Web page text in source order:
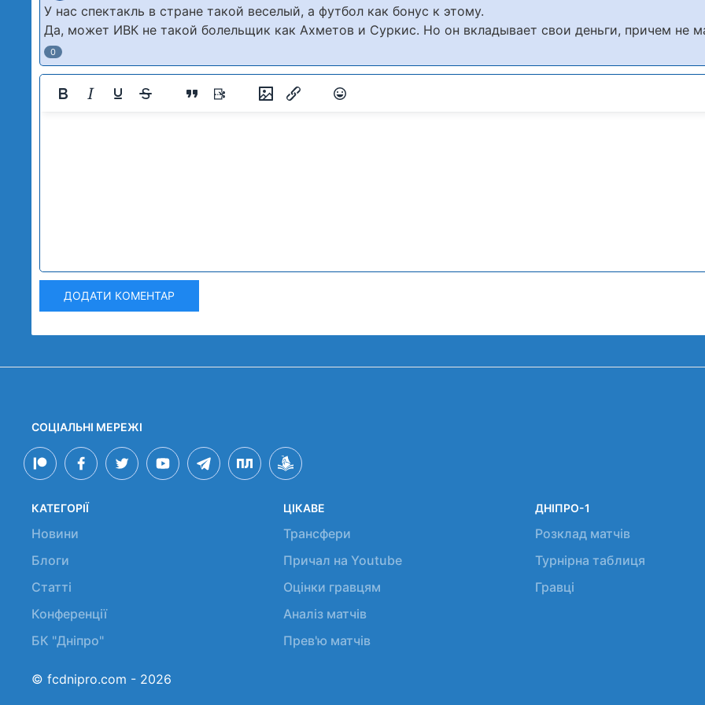
У нас спектакль в стране такой веселый, а футбол как бонус к этому.
Да, может ИВК не такой болельщик как Ахметов и Суркис. Но он вкладывает свои деньги, причем не
0
ДОДАТИ КОМЕНТАР
СОЦІАЛЬНІ МЕРЕЖІ
КАТЕГОРІЇ
Новини
Блоги
Статті
Конференції
БК "Дніпро"
ЦІКАВЕ
Трансфери
Причал на Youtube
Оцінки гравцям
Аналіз матчів
Прев'ю матчів
ДНІПРО-1
Розклад матчів
Турнірна таблиця
Гравці
© fcdnipro.com - 2026